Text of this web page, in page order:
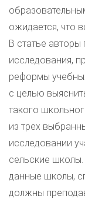
ожидается, что
В статье авторы
исследования,
реформы
с целью
такого
из трех
исследовании
сельские
данные школы,
должны